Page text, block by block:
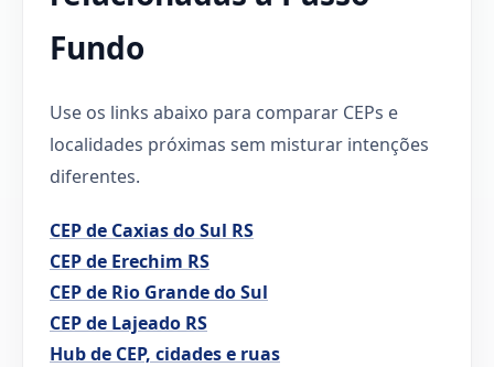
Fundo
Use os links abaixo para comparar CEPs e
localidades próximas sem misturar intenções
diferentes.
CEP de Caxias do Sul RS
CEP de Erechim RS
CEP de Rio Grande do Sul
CEP de Lajeado RS
Hub de CEP, cidades e ruas